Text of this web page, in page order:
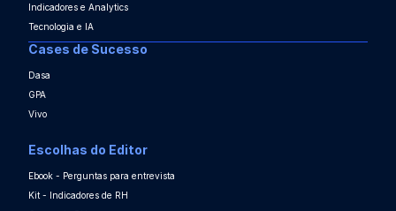
Indicadores e Analytics
Tecnologia e IA
Cases de Sucesso
Dasa
GPA
Vivo
Escolhas do Editor
Ebook - Perguntas para entrevista
Kit - Indicadores de RH